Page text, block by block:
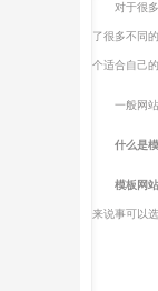
对于很多中
了很多不同
个适合自己
一般网站
什么是
模板网
来说事可以选